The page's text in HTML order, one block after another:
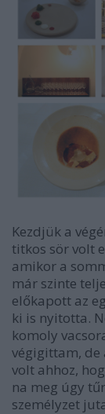
Kezdjük a
titkos sör volt
amikor a
már szinte
előkapott az
ki is nyitotta.
komoly
végigittam, de
volt ahhoz,
na meg úgy
személyzet